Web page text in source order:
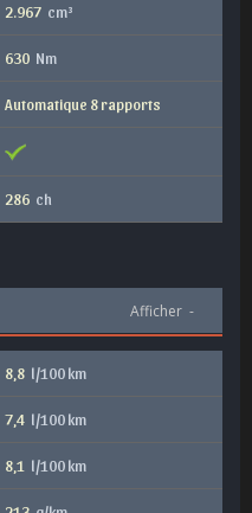
2.967 cm³
630 Nm
Automatique 8 rapports
286 ch
Afficher -
8,8 l/100 km
7,4 l/100 km
8,1 l/100 km